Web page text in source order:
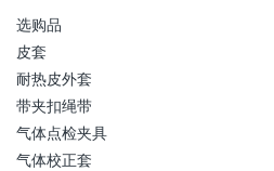
选购品
皮套
耐热皮外套
带夹扣绳带
气体点检夹具
气体校正套